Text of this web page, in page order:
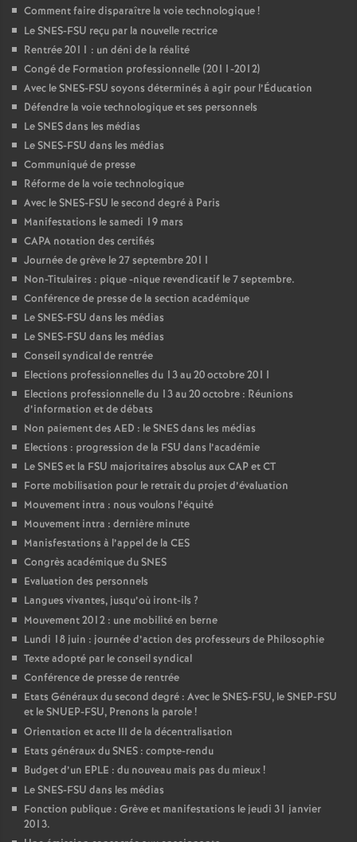
Comment faire disparaître la voie technologique!
Le SNES-FSU reçu par la nouvelle rectrice
Rentrée 2011 : un déni de la réalité
Congé de Formation professionnelle (2011-2012)
Avec le SNES-FSU soyons déterminés à agir pour l’Éducation
Défendre la voie technologique et ses personnels
Le SNES dans les médias
Le SNES-FSU dans les médias
Communiqué de presse
Réforme de la voie technologique
Avec le SNES-FSU le second degré à Paris
Manifestations le samedi 19 mars
CAPA notation des certifiés
Journée de grève le 27 septembre 2011
Non-Titulaires : pique -nique revendicatif le 7 septembre.
Conférence de presse de la section académique
Le SNES-FSU dans les médias
Le SNES-FSU dans les médias
Conseil syndical de rentrée
Elections professionnelles du 13 au 20 octobre 2011
Elections professionnelle du 13 au 20 octobre : Réunions
d’information et de débats
Non paiement des AED : le SNES dans les médias
Elections : progression de la FSU dans l’académie
Le SNES et la FSU majoritaires absolus aux CAP et CT
Forte mobilisation pour le retrait du projet d’évaluation
Mouvement intra : nous voulons l’équité
Mouvement intra : dernière minute
Manisfestations à l’appel de la CES
Congrès académique du SNES
Evaluation des personnels
Langues vivantes, jusqu’où iront-ils ?
Mouvement 2012 : une mobilité en berne
Lundi 18 juin : journée d’action des professeurs de Philosophie
Texte adopté par le conseil syndical
Conférence de presse de rentrée
Etats Généraux du second degré : Avec le SNES-FSU, le SNEP-FSU
et le SNUEP-FSU, Prenons la parole!
Orientation et acte III de la décentralisation
Etats généraux du SNES : compte-rendu
Budget d’un EPLE : du nouveau mais pas du mieux!
Le SNES-FSU dans les médias
Fonction publique : Grève et manifestations le jeudi 31 janvier
2013.